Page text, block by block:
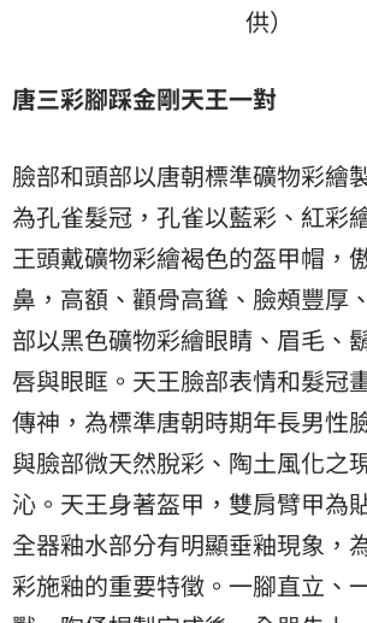
供）
唐三彩腳踩金剛天王一對
臉部和頭部以唐朝標準礦物彩繪
為孔雀髮冠，孔雀以藍彩、紅彩
王頭戴礦物彩繪褐色的盔甲帽，
鼻，高額、顴骨高聳、臉頰豐厚
部以黑色礦物彩繪眼睛、眉毛、
唇與眼眶。天王臉部表情和髮冠
傳神，為標準唐朝時期年長男性
與臉部微天然脫彩、陶土風化之
沁。天王身著盔甲，雙肩臂甲為
全器釉水部分有明顯垂釉現象，
彩施釉的重要特徵。一腳直立、